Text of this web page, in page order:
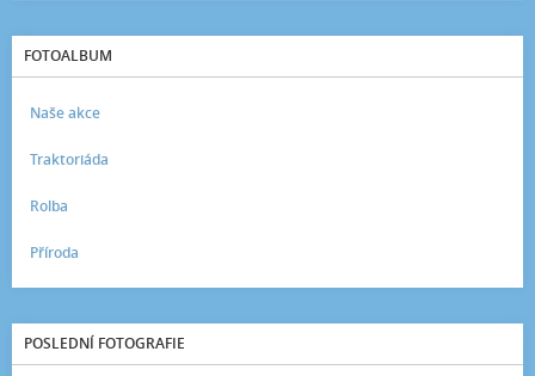
FOTOALBUM
Naše akce
Traktoriáda
Rolba
Příroda
POSLEDNÍ FOTOGRAFIE